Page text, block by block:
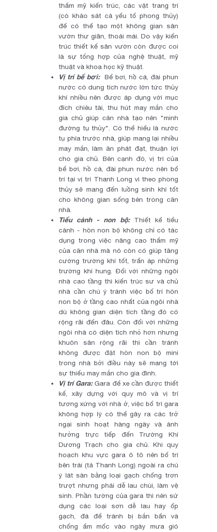
thẩm mỹ kiến trúc, các vật trang trí
(có khảo sát cả yếu tố phong thủy)
để có thể tạo một không gian sân
vườn thư giãn, thoải mái. Do vậy kiến
trúc thiết kế sân vườn còn được coi
là sự tổng hợp của nghệ thuật, mỹ
thuật và khoa học kỹ thuật.
Vị trí bể bơi:Bể bơi, hồ cá, đài phun
nước có dung tích nước lớn tức thủy
khí nhiều nên được áp dụng với mục
đích chiêu tài, thu hút may mắn cho
gia chủ giúp căn nhà tạo nên "minh
đường tụ thủy". Có thể hiểu là nước
tụ phía trước nhà, giúp mang lại nhiều
may mắn, làm ăn phát đạt, thuận lợi
cho gia chủ. Bên cạnh đó, vị trí của
bể bơi, hồ cá, đài phun nước nên bố
trí tại vị trí Thanh Long vì theo phong
thủy sẽ mang đến luồng sinh khí tốt
cho không gian sống bên trong căn
nhà.
Tiểu cảnh - non bộ:Thiết kế tiểu
cảnh - hòn non bộ không chỉ có tác
dụng trong việc nâng cao thẩm mỹ
của căn nhà mà nó còn có giúp tăng
cường trường khí tốt, trấn áp những
trường khí hung. Đối với những ngôi
nhà cao tầng thì kiến trúc sư và chủ
nhà cần chú ý tránh việc bố trí hòn
non bộ ở tầng cao nhất của ngôi nhà
dù không gian diện tích tầng đó có
rộng rãi đến đâu. Còn đối với những
ngôi nhà có diện tích nhỏ hơn nhưng
khuôn sân rộng rãi thì cần tránh
không được đặt hòn non bộ mini
trong nhà bởi điều này sẽ mang tới
sự thiếu may mắn cho gia đình.
Vị trí Gara:Gara để xe cần được thiết
kế, xây dựng với quy mô và vị trí
tương xứng với nhà ở, việc bố trí gara
không hợp lý có thể gây ra các trở
ngại sinh hoạt hàng ngày và ảnh
hưởng trực tiếp đến Trường Khí
Dương Trạch cho gia chủ. Khi quy
hoạch khu vực gara ô tô nên bố trí
bên trái (tả Thanh Long) ngoài ra chú
ý lát sàn bằng loại gạch chống trơn
trượt nhưng phải dễ lau chùi, làm vệ
sinh. Phần tường của gara thì nên sử
dụng các loại sơn dễ lau hay ốp
gạch, đá để tránh bị bắn bẩn và
chống ẩm mốc vào ngày mưa gió